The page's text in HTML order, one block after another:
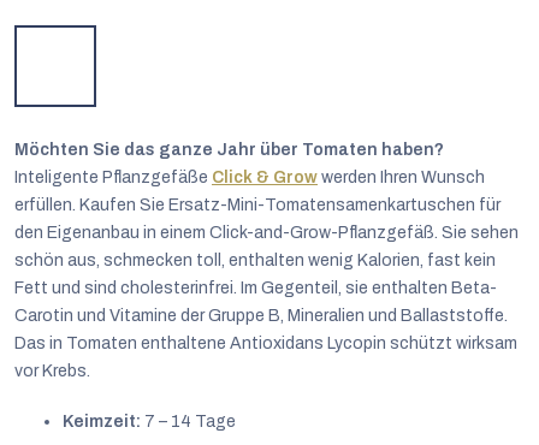
Möchten Sie das ganze Jahr über Tomaten haben?
Inteligente Pflanzgefäße Click & Grow werden Ihren Wunsch
erfüllen. Kaufen Sie Ersatz-Mini-Tomatensamenkartuschen für
den Eigenanbau in einem Click-and-Grow-Pflanzgefäß. Sie sehen
schön aus, schmecken toll, enthalten wenig Kalorien, fast kein
Fett und sind cholesterinfrei. Im Gegenteil, sie enthalten Beta-
Carotin und Vitamine der Gruppe B, Mineralien und Ballaststoffe.
Das in Tomaten enthaltene Antioxidans Lycopin schützt wirksam
vor Krebs.
Keimzeit: 7 – 14 Tage